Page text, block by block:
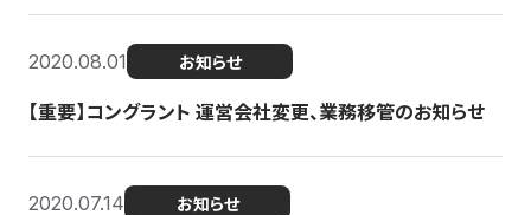
2020.08.01 お知らせ
【重要】コングラント 運営会社変更、業務移管のお知らせ
2020.07.14 お知らせ